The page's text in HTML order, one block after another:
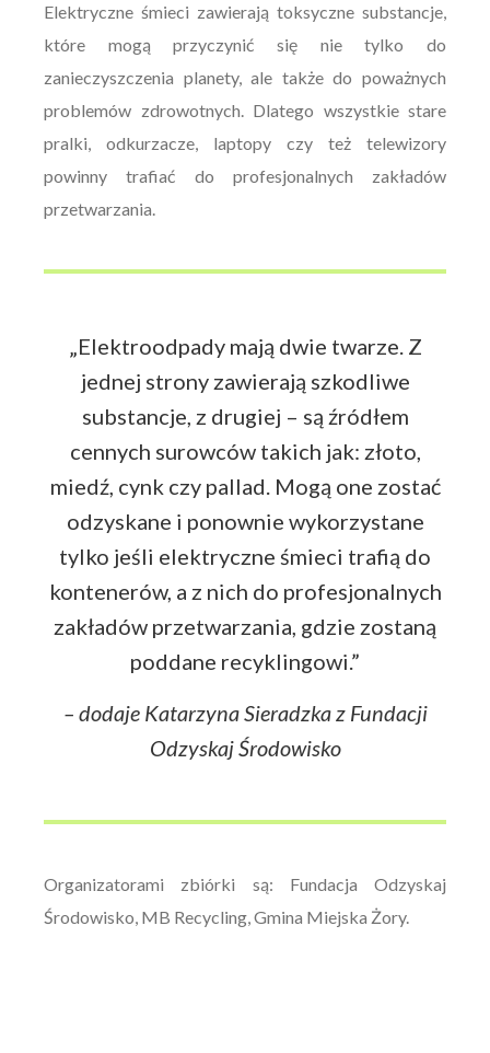
Elektryczne śmieci zawierają toksyczne substancje,
które mogą przyczynić się nie tylko do
zanieczyszczenia planety, ale także do poważnych
problemów zdrowotnych. Dlatego wszystkie stare
pralki, odkurzacze, laptopy czy też telewizory
powinny trafiać do profesjonalnych zakładów
przetwarzania.
„Elektroodpady mają dwie twarze. Z
jednej strony zawierają szkodliwe
substancje, z drugiej – są źródłem
cennych surowców takich jak: złoto,
miedź, cynk czy pallad. Mogą one zostać
odzyskane i ponownie wykorzystane
tylko jeśli elektryczne śmieci trafią do
kontenerów, a z nich do profesjonalnych
zakładów przetwarzania, gdzie zostaną
poddane recyklingowi.”
– dodaje Katarzyna Sieradzka z Fundacji
Odzyskaj Środowisko
Organizatorami zbiórki są: Fundacja Odzyskaj
Środowisko, MB Recycling, Gmina Miejska Żory.